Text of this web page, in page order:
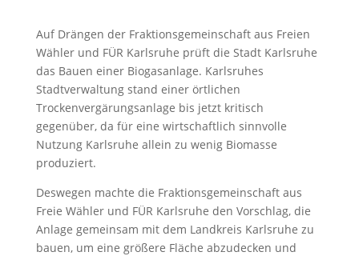
Auf Drängen der Fraktionsgemeinschaft aus Freien
Wähler und FÜR Karlsruhe prüft die Stadt Karlsruhe
das Bauen einer Biogasanlage. Karlsruhes
Stadtverwaltung stand einer örtlichen
Trockenvergärungsanlage bis jetzt kritisch
gegenüber, da für eine wirtschaftlich sinnvolle
Nutzung Karlsruhe allein zu wenig Biomasse
produziert.
Deswegen machte die Fraktionsgemeinschaft aus
Freie Wähler und FÜR Karlsruhe den Vorschlag, die
Anlage gemeinsam mit dem Landkreis Karlsruhe zu
bauen, um eine größere Fläche abzudecken und